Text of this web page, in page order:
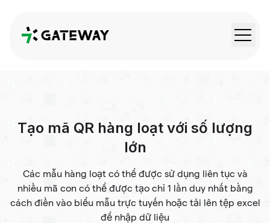
QRGateway
Tạo mã QR hàng loạt với số lượng
lớn
Các mẫu hàng loạt có thể được sử dụng liên tục và
nhiều mã con có thể được tạo chỉ 1 lần duy nhất bằng
cách điền vào biểu mẫu trực tuyến hoặc tải lên tệp excel
để nhập dữ liệu